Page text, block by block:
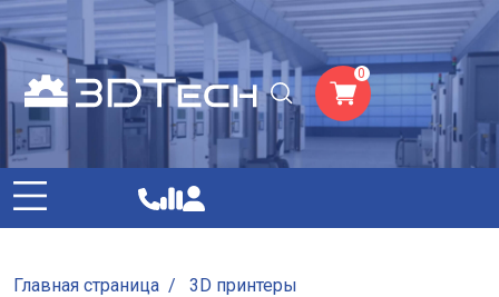
0
Главная страница /
3D принтеры